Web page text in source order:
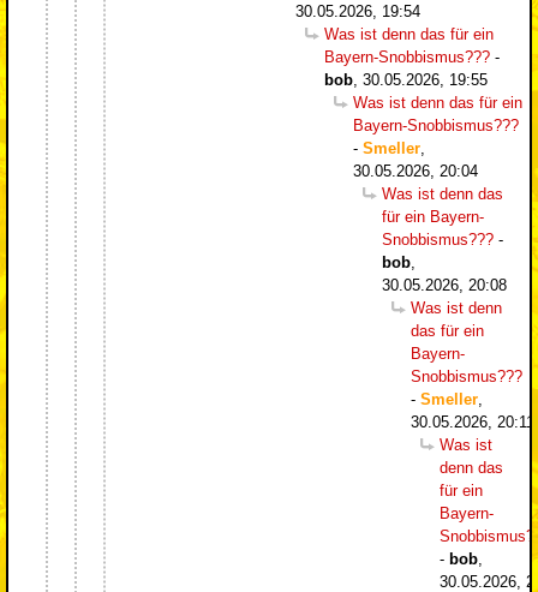
30.05.2026, 19:54
Was ist denn das für ein
Bayern-Snobbismus??? -
bob 30.05.2026, 19:55
Was ist denn das für ein
Bayern-Snobbismus???
- Smeller
30.05.2026, 20:04
Was ist denn das
für ein Bayern-
Snobbismus??? -
bob
30.05.2026, 20:08
Was ist denn
das für ein
Bayern-
Snobbismus???
- Smeller
30.05.2026, 20:11
Was ist
denn das
für ein
Bayern-
- bob
30.05.2026,